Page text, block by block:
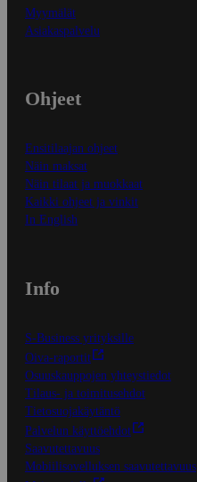
Myymälät
Asiakaspalvelu
Ohjeet
Ensitilaajan ohjeet
Näin maksat
Näin tilaat ja muokkaat
Kaikki ohjeet ja vinkit
In English
Info
S-Business yrityksille
Oiva-raportit
Osuuskauppojen yhteystiedot
Tilaus- ja toimitusehdot
Tietosuojakäytäntö
Palvelun käyttöehdot
Saavutettavuus
Mobiilisovelluksen saavutettavuus